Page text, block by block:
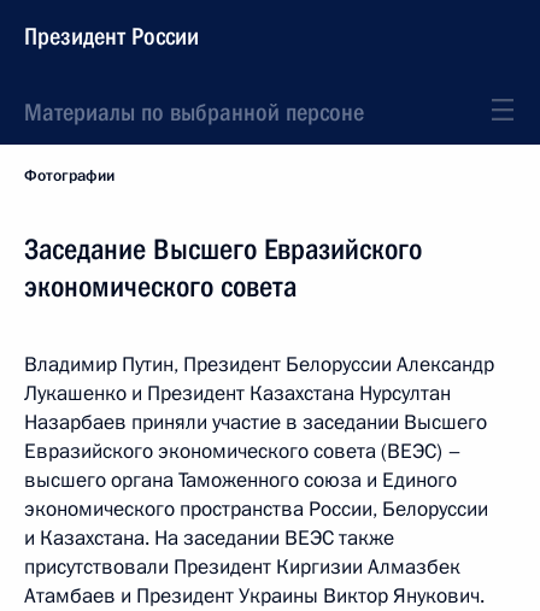
Президент России
Материалы по выбранной персоне
Фотографии
Заседание Высшего Евразийского
экономического совета
Владимир Путин, Президент Белоруссии Александр
Лукашенко и Президент Казахстана Нурсултан
Назарбаев приняли участие в заседании Высшего
Евразийского экономического совета (ВЕЭС) –
высшего органа Таможенного союза и Единого
экономического пространства России, Белоруссии
и Казахстана. На заседании ВЕЭС также
присутствовали Президент Киргизии Алмазбек
Атамбаев и Президент Украины Виктор Янукович.